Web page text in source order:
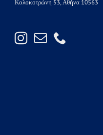
Κολοκοτρώνη 53, Αθήνα 10563